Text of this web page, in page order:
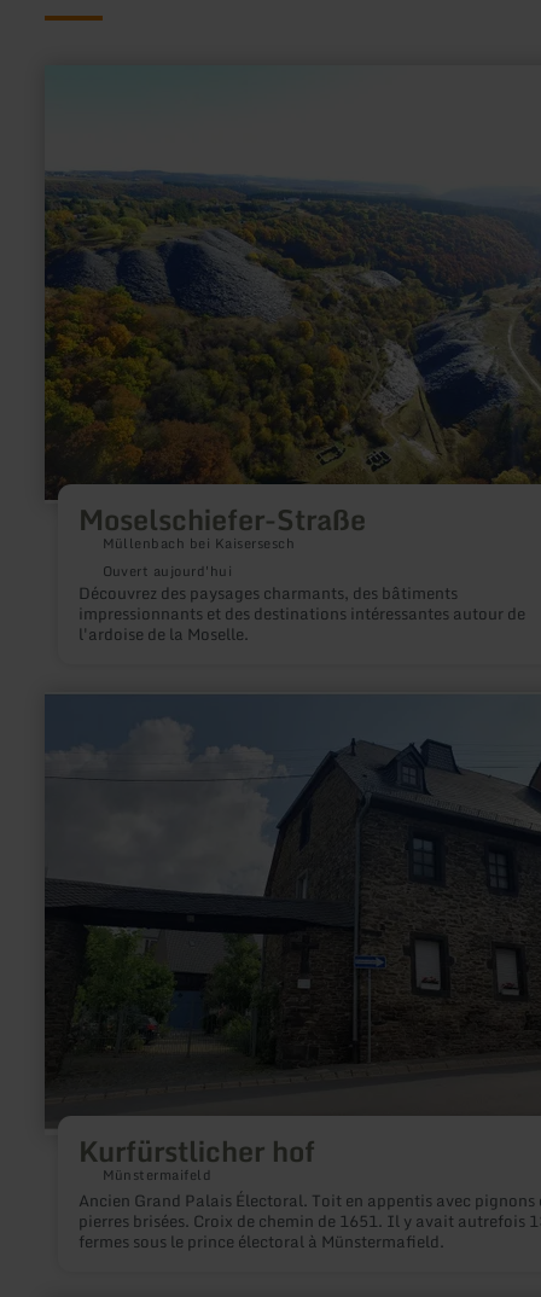
Moselschiefer-Straße
Müllenbach bei Kaisersesch
Ouvert aujourd'hui
Découvrez des paysages charmants, des bâtiments
impressionnants et des destinations intéressantes autour de
l'ardoise de la Moselle.
Moselschiefer-
Straße
Kurfürstlicher hof
Münstermaifeld
Ancien Grand Palais Électoral. Toit en appentis avec pignons
pierres brisées. Croix de chemin de 1651. Il y avait autrefois
fermes sous le prince électoral à Münstermafield.
en
sur